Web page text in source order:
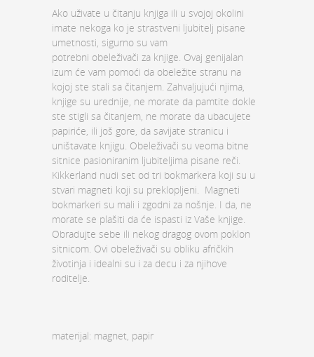
Ako uživate u čitanju knjiga ili u svojoj okolini
imate nekoga ko je strastveni ljubitelj pisane
umetnosti, sigurno su vam
potrebni obeleživači za knjige. Ovaj genijalan
izum će vam pomoći da obeležite stranu na
kojoj ste stali sa čitanjem. Zahvaljujući njima,
knjige su urednije, ne morate da pamtite dokle
ste stigli sa čitanjem, ne morate da ubacujete
papiriće, ili još gore, da savijate stranicu i
uništavate knjigu. Obeleživači su veoma bitne
sitnice pasioniranim ljubiteljima pisane reči.
Kikkerland nudi set od tri bokmarkera koji su u
stvari magneti koji su preklopljeni. Magneti
bokmarkeri su mali i zgodni za nošnje. I da, ne
morate se plašiti da će ispasti iz Vaše knjige.
Obradujte sebe ili nekog dragog ovom poklon
sitnicom. Ovi obeleživači su obliku afričkih
životinja i idealni su i za decu i za njihove
roditelje.
materijal: magnet, papir